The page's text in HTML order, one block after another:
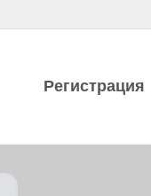
Регистрация